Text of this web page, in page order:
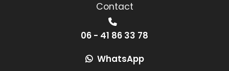
Contact
06 - 41 86 33 78
WhatsApp